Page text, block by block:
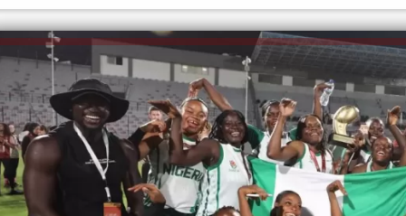
إلهام شرشر تكتب: دي مبقتش كورة..
دي سياسة
الكاتبة إلهام شرشر تهنئ الرئيس
السيسي بعيد ميلاده وتُشيد بجهوده
في بناء الدولة